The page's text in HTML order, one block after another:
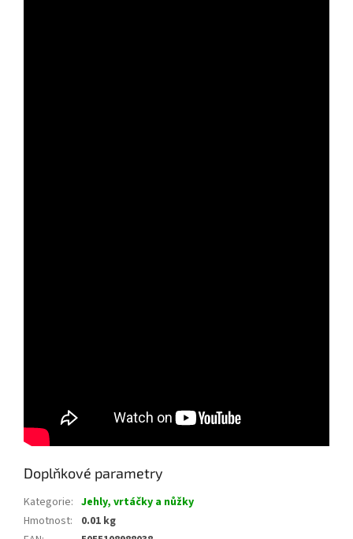
Doplňkové parametry
Kategorie: Jehly, vrtáčky a nůžky
Hmotnost:
0.01 kg